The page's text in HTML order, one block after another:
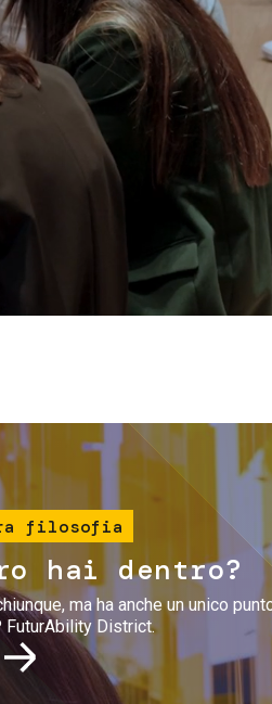
Immagine
filosofia
hai dentro?
ma ha anche un unico
FuturAbility District.